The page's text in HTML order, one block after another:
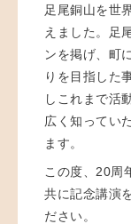
足尾銅山を世
えました。足
ンを掲げ、町
りを目指した
しこれまで活
広く知ってい
ます。
この度、20周
共に記念講演
ださい。